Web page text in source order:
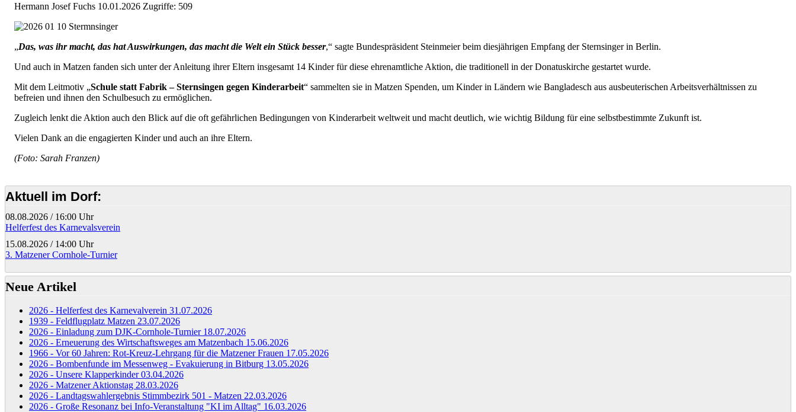
Hermann Josef Fuchs 10.01.2026 Zugriffe: 509
„Das, was ihr macht, das hat Auswirkungen, das macht die Welt ein Stück besser,“ sagte Bundespräsident Steinmeier beim diesjährigen Empfang der Sternsinger in Berlin.
Und auch in Matzen fanden sich unter der Anleitung ihrer Eltern insgesamt 14 Kinder für diese ehrenamtliche Aktion, die traditionell in der Donatuskirche gestartet wurde.
Mit dem Leitmotiv „Schule statt Fabrik – Sternsingen gegen Kinderarbeit“ sammelten sie in Matzen Spenden, um Kinder in Ländern wie Bangladesch aus ausbeuterischen Arbeitsverhältnissen zu
befreien und ihnen den Schulbesuch zu ermöglichen.
Zugleich lenkt die Aktion auch den Blick auf die oft gefährlichen Bedingungen von Kinderarbeit weltweit und macht deutlich, wie wichtig Bildung für eine selbstbestimmte Zukunft ist.
Vielen Dank an die engagierten Kinder und auch an ihre Eltern.
(Foto: Sarah Franzen)
Aktuell im Dorf:
08.08.2026 / 16:00 Uhr
Helferfest des Karnevalsverein
15.08.2026 / 14:00 Uhr
3. Matzener Cornhole-Turnier
Neue Artikel
2026 - Helferfest des Karnevalverein 31.07.2026
1939 - Feldflugplatz Matzen 23.07.2026
2026 - Einladung zum DJK-Cornhole-Turnier 18.07.2026
2026 - Erneuerung des Wirtschaftsweges am Matzenbach 15.06.2026
1966 - Vor 60 Jahren: Rot-Kreuz-Lehrgang für die Matzener Frauen 17.05.2026
2026 - Bombenfunde im Messenweg - Evakuierung in Bitburg 13.05.2026
2026 - Unsere Klapperkinder03.04.2026
2026 - Matzener Aktionstag 28.03.2026
2026 - Landtagswahlergebnis Stimmbezirk 501 - Matzen 22.03.2026
2026 - Große Resonanz bei Info-Veranstaltung "KI im Alltag" 16.03.2026